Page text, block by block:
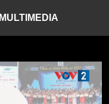
MULTIMEDIA